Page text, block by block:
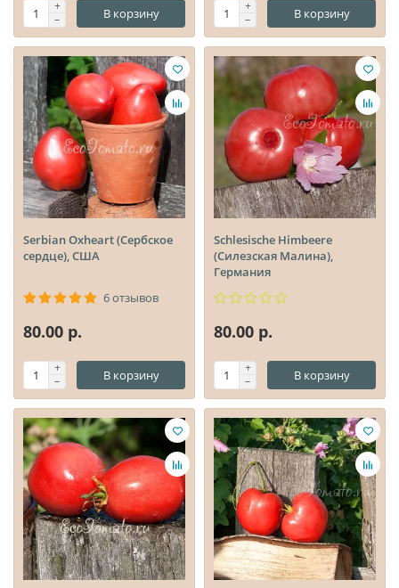
В корзину В корзину
Serbian Oxheart (Сербское
сердце), США
6 отзывов
80.00 р.
В корзину
Schlesische Himbeere
(Силезская Малина),
Германия
80.00 р.
В корзину